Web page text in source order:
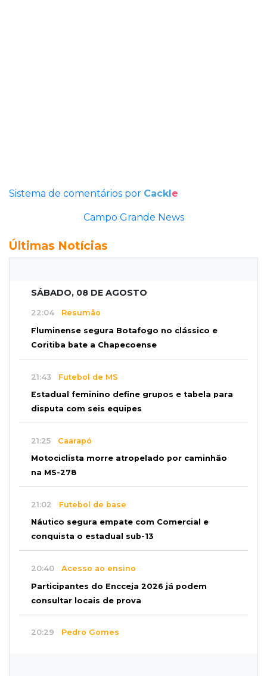
Sistema de comentários por Cackle
Campo Grande News
Últimas Notícias
SÁBADO, 08 DE AGOSTO
22:04 Resumão
Fluminense segura Botafogo no clássico e
Coritiba bate a Chapecoense
21:43 Futebol de MS
Estadual feminino define grupos e tabela para
disputa com seis equipes
21:25 Caarapó
Motociclista morre atropelado por caminhão
na MS-278
21:02 Futebol de base
Náutico segura empate com Comercial e
conquista o estadual sub-13
20:40 Acesso ao ensino
Participantes do Encceja 2026 já podem
consultar locais de prova
20:29 Pedro Gomes